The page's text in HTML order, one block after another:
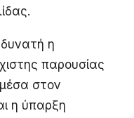
δυνατή η
παρουσίας
στον
η ύπαρξη